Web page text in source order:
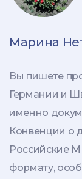
Марина
Вы пишете
Германии и
именно
Конвенции о
Российские
формату,